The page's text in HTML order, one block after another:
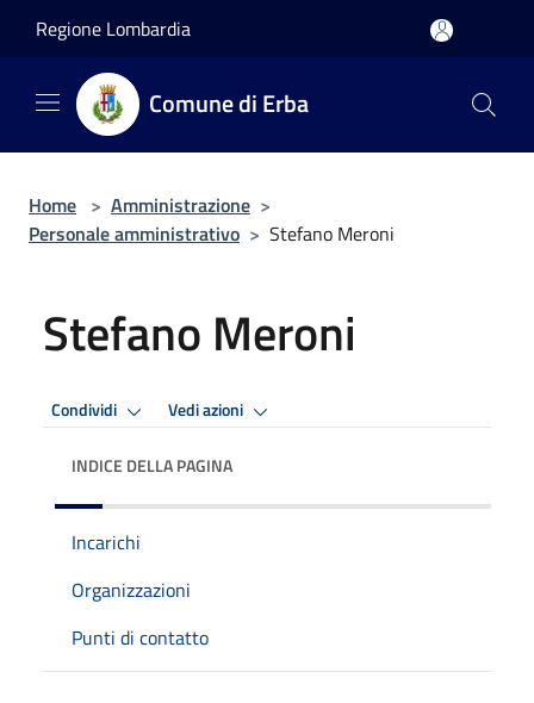
Regione Lombardia
Comune di Erba
Home > Amministrazione >
Personale amministrativo > Stefano Meroni
Stefano Meroni
Condividi Vedi azioni
INDICE DELLA PAGINA
Incarichi
Organizzazioni
Punti di contatto